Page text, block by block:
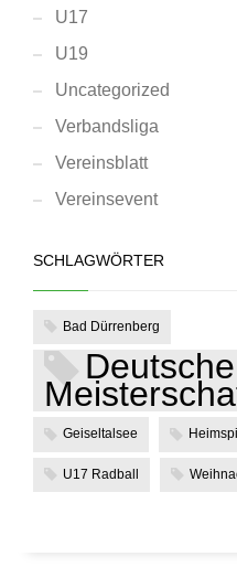
U17
U19
Uncategorized
Verbandsliga
Vereinsblatt
Vereinsevent
SCHLAGWÖRTER
Bad Dürrenberg
Deutsche
Geiseltalsee
U17 Radball